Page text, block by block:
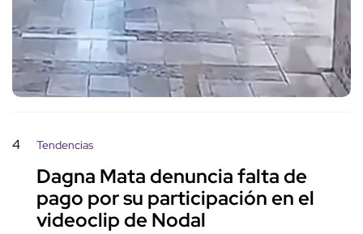
4 Tendencias
Dagna Mata denuncia falta de
pago por su participación en el
videoclip de Nodal